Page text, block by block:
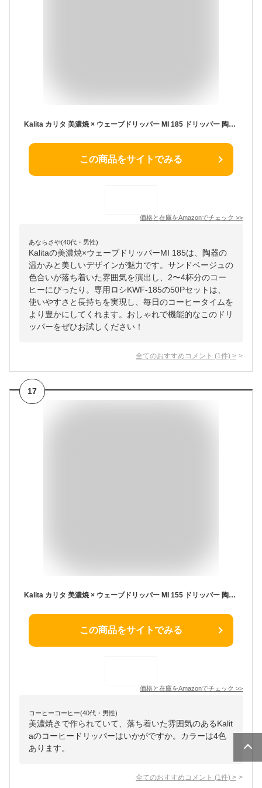
Kalita カリタ 美濃焼 × ウェーブドリッパー MI 185 ドリッパー 陶器 2~4杯用 (サンドベージュ) 専用ロシKWF-185 50Pセット
この商品をサイトでみる
価格と在庫をAmazonでチェック >>
あならさや(40代・男性)
Kalitaの美濃焼×ウェーブドリッパーMI 185は、陶器の
温かみと美しいデザインが魅力です。サンドベージュの
色合いが落ち着いた雰囲気を演出し、2〜4杯分のコー
ヒーにぴったり。専用ロシKWF-185の50Pセットは、
使いやすさと長持ちを実現し、毎日のコーヒータイムを
より豊かにしてくれます。おしゃれで機能的なこのドリ
ッパーをぜひお試しください！
全てのおすすめコメント (1 件) >
17
Kalita カリタ 美濃焼 × ウェーブドリッパー MI 155 ドリッパー 陶器 1~2杯用 (サンドグレー)
この商品をサイトでみる
価格と在庫をAmazonでチェック >>
コーヒーコーヒー(40代・男性)
美濃焼きで作られていて、落ち着いた雰囲気のあるKalit
aのコーヒードリッパーはいかがですか。カラーは4色
あります。
全てのおすすめコメント (1 件) >